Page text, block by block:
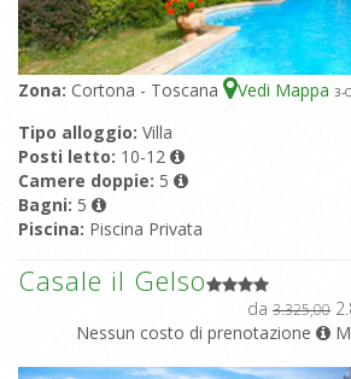
Zona: Cortona - Toscana Vedi Mappa 3-
Tipo alloggio: Villa
Posti letto: 10-12
Camere doppie: 5
Bagni: 5
Piscina: Piscina Privata
Casale il Gelso
da 3.325,00
Nessun costo di prenotazione